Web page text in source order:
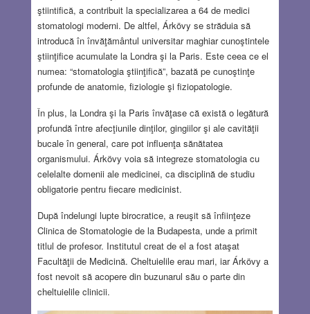
ştiintifică, a contribuit la specializarea a 64 de medici
stomatologi moderni. De altfel, Árkövy se străduia să
introducă în învăţământul universitar maghiar cunoştintele
ştiinţifice acumulate la Londra şi la Paris. Este ceea ce el
numea: “stomatologia ştiinţifică”, bazată pe cunoştinţe
profunde de anatomie, fiziologie şi fiziopatologie.
În plus, la Londra şi la Paris învăţase că există o legătură
profundă între afecţiunile dinţilor, gingiilor şi ale cavităţii
bucale în general, care pot influenţa sănătatea
organismului. Árkövy voia să integreze stomatologia cu
celelalte domenii ale medicinei, ca disciplină de studiu
obligatorie pentru fiecare medicinist.
După îndelungi lupte birocratice, a reuşit să înfiinţeze
Clinica de Stomatologie de la Budapesta, unde a primit
titlul de profesor. Institutul creat de el a fost ataşat
Facultăţii de Medicină. Cheltuielile erau mari, iar Árkövy a
fost nevoit să acopere din buzunarul său o parte din
cheltuielile clinicii.